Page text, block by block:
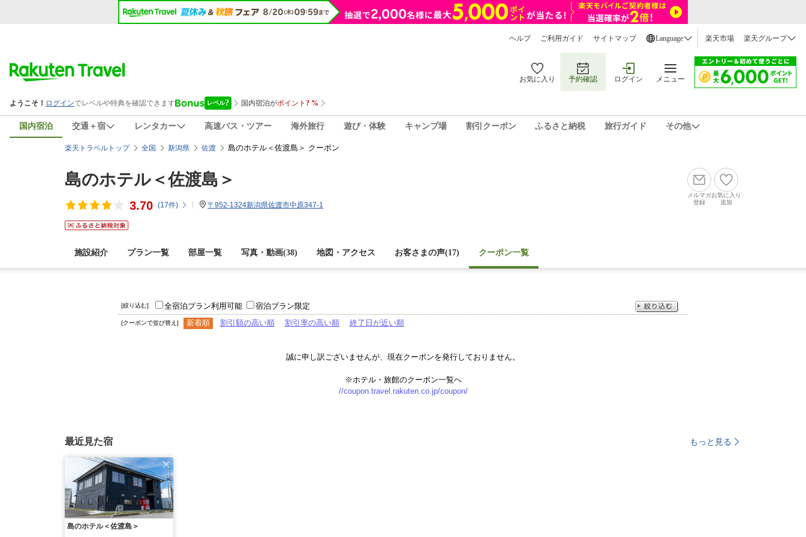
ヘルプ ご利用ガイド サイトマップ Language 楽天市場 楽天グループ
お気に入り 予約確認 ログイン メニュー
国内宿泊 交通＋宿 レンタカー 高速バス・ツアー 海外旅行 遊び・体験 キャンプ場 割引クーポン ふるさと納税 旅行ガイド その他
楽天トラベルトップ 全国 新潟県 佐渡 島のホテル＜佐渡島＞ クーポン
島のホテル＜佐渡島＞
3.70 (17件) 〒952-1324新潟県佐渡市中原347-1
メルマガ
登録
お気に入り
追加
施設紹介 プラン一覧 部屋一覧 写真・動画(38) 地図・アクセス お客さまの声(17) クーポン一覧
[絞り込む] 全宿泊プラン利用可能 宿泊プラン限定
[クーポンで並び替え] 新着順 割引額の高い順 割引率の高い順 終了日が近い順
誠に申し訳ございませんが、現在クーポンを発行しておりません。
※ホテル・旅館のクーポン一覧へ
//coupon.travel.rakuten.co.jp/coupon/
最近見た宿 もっと見る
島のホテル＜佐渡島＞